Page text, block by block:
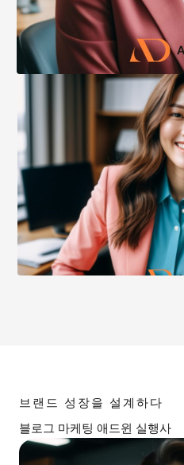
브랜드 성장을 설계하다
블로그 마케팅 애드윈 실행사